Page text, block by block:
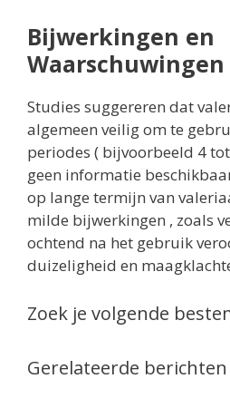
Bijwerkingen en
Waarschuwingen
Studies suggereren dat
algemeen veilig om te
periodes ( bijvoorbeeld 4 tot
geen informatie
op lange termijn van
milde bijwerkingen , zoals
ochtend na het gebruik
duizeligheid en
Zoek je volgende
Gerelateerde berichten